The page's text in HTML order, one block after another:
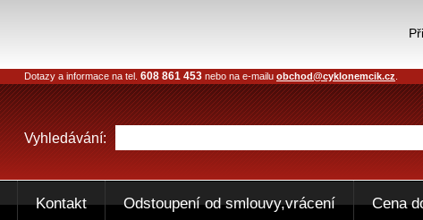
Dotazy a informace na tel. 608 861 453 nebo na e-mailu obchod@cyklonemcik.cz
Vyhledávání:
Kontakt Odstoupení od smlouvy,vrácení Cena